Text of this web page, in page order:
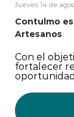
Jueves 14 de
Contulmo
Artesanos
Con el
fortalecer